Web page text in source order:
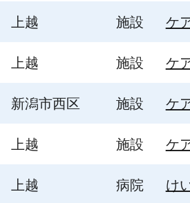
上越 施設 ケ
上越 施設 ケ
新潟市西区 施設 ケ
上越 施設 ケ
上越 病院 け